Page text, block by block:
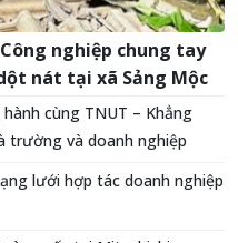
nghiệp chung tay
nát tại xã Sảng Mộc
cùng TNUT – Khẳng
trường và doanh nghiệp
lưới hợp tác doanh nghiệp